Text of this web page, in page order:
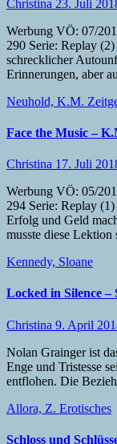
Christina 23. Juli
Werbung VÖ: 07/2018 Genre: Contemporary Seitenanzahl/Print:
290 Serie: Replay
schrecklicher
Erinnerungen, aber
Neuhold, K.M.
Face the Music –
Christina 17. Juli
Werbung VÖ: 05/2018 Genre: Contemporary Seitenanzahl/Print:
294 Serie: Replay
Erfolg und Geld
musste diese
Kennedy, Sloane
Locked in Silence –
Christina 9. April
Nolan Grainger ist das Kind einer später Elternschaft und ist der
Enge und Tristesse
entflohen. Die
Allora, Z. Erotisches
Schloss und